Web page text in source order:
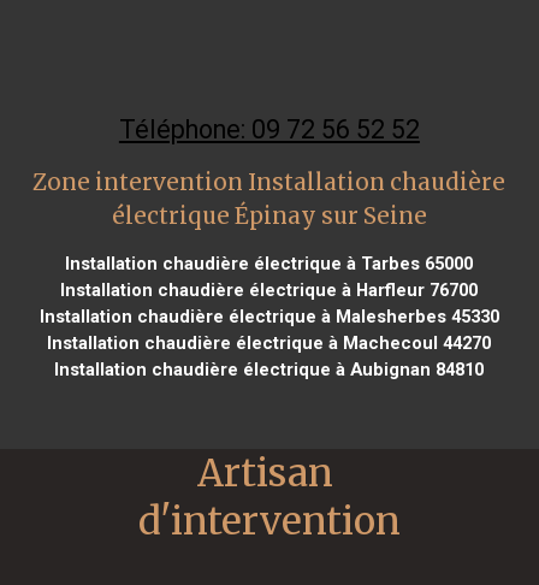
Téléphone: 09 72 56 52 52
Zone intervention Installation chaudière
électrique Épinay sur Seine
Installation chaudière électrique à Tarbes 65000
Installation chaudière électrique à Harfleur 76700
Installation chaudière électrique à Malesherbes 45330
Installation chaudière électrique à Machecoul 44270
Installation chaudière électrique à Aubignan 84810
Artisan
d'intervention